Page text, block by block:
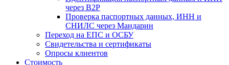
через B2P
Проверка паспортных данных, ИНН и
СНИЛС через Мандарин
Переход на ЕПС и ОСБУ
Свидетельства и сертификаты
Опросы клиентов
Стоимость